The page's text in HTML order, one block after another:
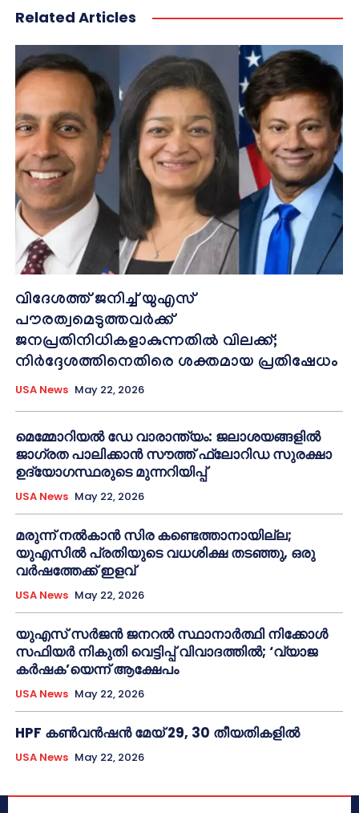
Related Articles
വിദേശത്ത് ജനിച്ച് യുഎസ്
പൗരത്വമെടുത്തവർക്ക്
ജനപ്രതിനിധികളാകുന്നതിൽ വിലക്ക്;
നിർദ്ദേശത്തിനെതിരെ ശക്തമായ പ്രതിഷേധം
USA News May 22, 2026
മെമ്മോറിയൽ ഡേ വാരാന്ത്യം: ജലാശയങ്ങളിൽ
ജാഗ്രത പാലിക്കാൻ സൗത്ത് ഫ്ലോറിഡ സുരക്ഷാ
ഉദ്യോഗസ്ഥരുടെ മുന്നറിയിപ്പ്
USA News May 22, 2026
മരുന്ന് നൽകാൻ സിര കണ്ടെത്താനായില്ല;
യുഎസിൽ പ്രതിയുടെ വധശിക്ഷ തടഞ്ഞു, ഒരു
വർഷത്തേക്ക് ഇളവ്
USA News May 22, 2026
യുഎസ് സർജൻ ജനറൽ സ്ഥാനാർത്ഥി നിക്കോൾ
സഫിയർ നികുതി വെട്ടിപ്പ് വിവാദത്തിൽ; ‘വ്യാജ
കർഷക’യെന്ന് ആക്ഷേപം
USA News May 22, 2026
HPF കൺവൻഷൻ മേയ് 29, 30 തീയതികളിൽ
USA News May 22, 2026